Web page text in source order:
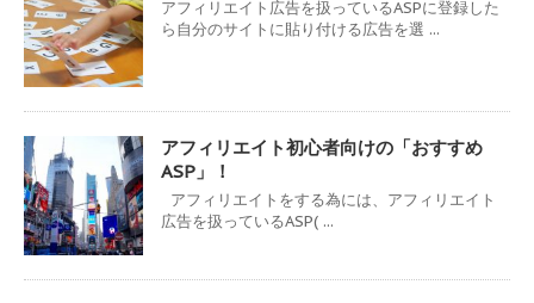
アフィリエイト広告を扱っているASPに登録した
ら自分のサイトに貼り付ける広告を選 ...
アフィリエイト初心者向けの「おすすめ
ASP」！
アフィリエイトをする為には、アフィリエイト
広告を扱っているASP( ...